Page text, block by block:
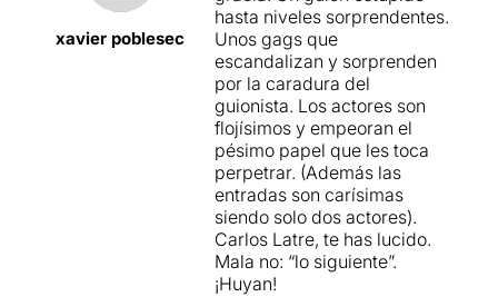
xavier poblesec
hasta niveles sorprendentes.
Unos gags que
escandalizan y sorprenden
por la caradura del
guionista. Los actores son
flojísimos y empeoran el
pésimo papel que les toca
perpetrar. (Además las
entradas son carísimas
siendo solo dos actores).
Carlos Latre, te has lucido.
Mala no: “lo siguiente”.
¡Huyan!